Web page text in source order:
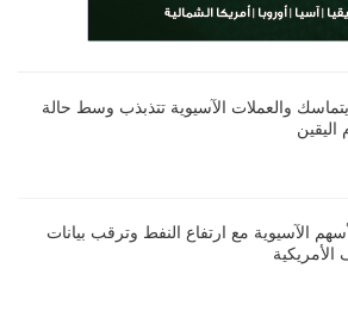
يتماسك والعملات الآسيوية تتذبذب وسط حالة
الآسيوية مع ارتفاع النفط وترقب بيانات
الأمريكية